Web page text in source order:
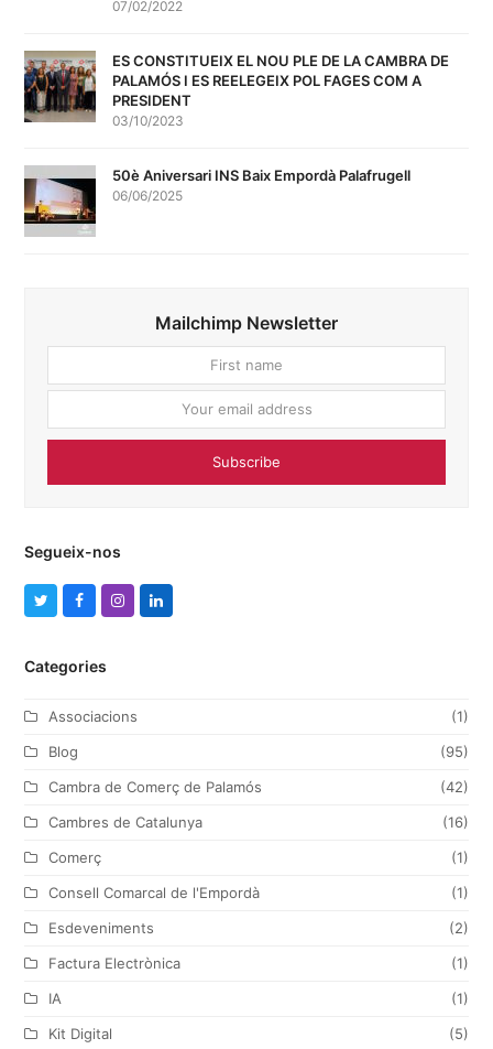
07/02/2022
ES CONSTITUEIX EL NOU PLE DE LA CAMBRA DE
PALAMÓS I ES REELEGEIX POL FAGES COM A
PRESIDENT
03/10/2023
50è Aniversari INS Baix Empordà Palafrugell
06/06/2025
Mailchimp Newsletter
name
Subscribe
Segueix-nos
i
r
c
o
k
r
a
I
n
Categories
Associacions
(1)
Blog
(95)
Cambra de Comerç de Palamós
(42)
Cambres de Catalunya
(16)
Comerç
(1)
Consell Comarcal de l'Empordà
(1)
Esdeveniments
(2)
Factura Electrònica
(1)
IA
(1)
Kit Digital
(5)